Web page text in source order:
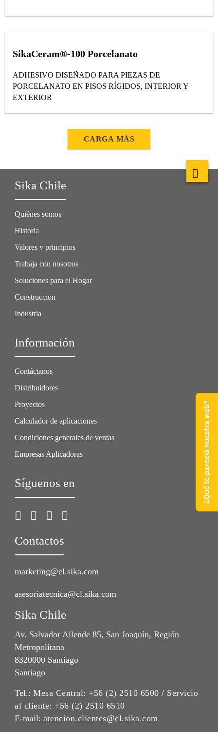
SikaCeram®-100 Porcelanato
ADHESIVO DISEÑADO PARA PIEZAS DE
PORCELANATO EN PISOS RÍGIDOS, INTERIOR Y
EXTERIOR
CARGA MÁS
Sika Chile
Quiénes somos
Historia
Valores y principios
Trabaja con nosotros
Soluciones para el Hogar
Construcción
Industria
Información
Contáctanos
Distribuidores
Proyectos
Calculador de aplicaciones
Condiciones generales de ventas
Empresas Aplicadoras
Síguenos en
Contactos
marketing@cl.sika.com
asesoriatecnica@cl.sika.com
Sika Chile
Av. Salvador Allende 85, San Joaquín, Región
Metropolitana
8320000 Santiago
Santiago
Tel.: Mesa Central: +56 (2) 2510 6500 / Servicio
al cliente: +56 (2) 2510 6510
E-mail: atencion.clientes@cl.sika.com
¿Qué te pareció nuestra web?